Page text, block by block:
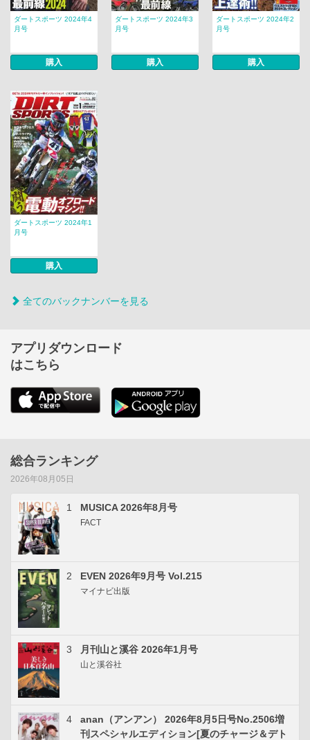
ダートスポーツ 2024年4
月号
購入
ダートスポーツ 2024年3
月号
購入
ダートスポーツ 2024年2
月号
購入
ダートスポーツ 2024年1
月号
購入
全てのバックナンバーを見る
アプリダウンロード
はこちら
総合ランキング
2026年08月05日
1 MUSICA 2026年8月号
FACT
2 EVEN 2026年9月号 Vol.215
マイナビ出版
3 月刊山と溪谷 2026年1月号
山と溪谷社
4
anan（アンアン） 2026年8月5日号No.2506増
刊スペシャルエディション[夏のチャージ＆デト